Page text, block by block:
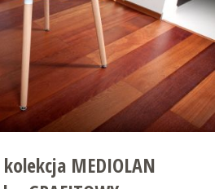
kolekcja MEDIOLAN